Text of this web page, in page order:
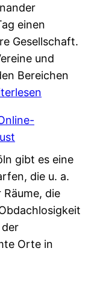
einen
Gesellschaft.
und
Bereichen
gibt es eine
die u. a.
die
Orte in